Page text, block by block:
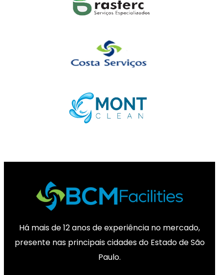
Há mais de 12 anos de experiência no mercado,
presente nas principais cidades do Estado de São
Paulo.